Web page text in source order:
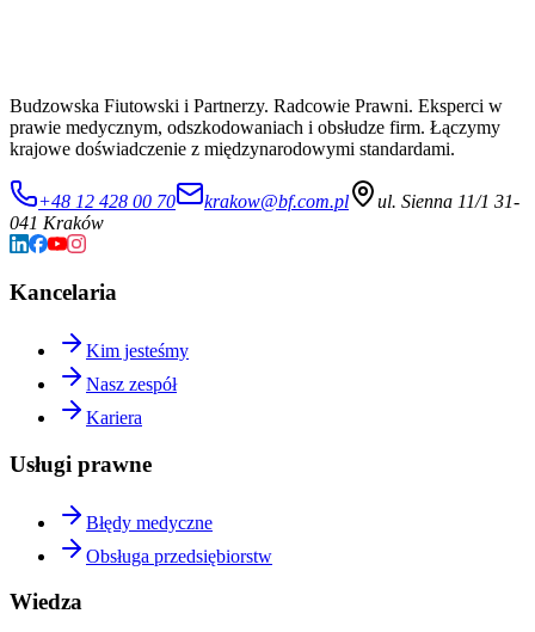
Budzowska Fiutowski i Partnerzy. Radcowie Prawni. Eksperci w
prawie medycznym, odszkodowaniach i obsłudze firm. Łączymy
krajowe doświadczenie z międzynarodowymi standardami.
+48 12 428 00 70 krakow@bf.com.pl
ul. Sienna 11/1 31-
041 Kraków
Kancelaria
Kim jesteśmy
Nasz zespół
Kariera
Usługi prawne
Błędy medyczne
Obsługa przedsiębiorstw
Wiedza